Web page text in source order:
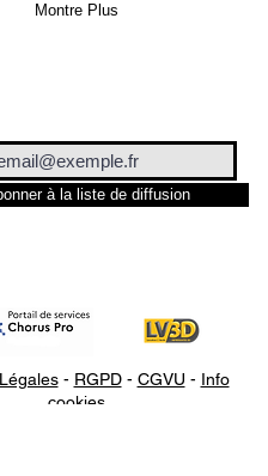
Montre Plus
à la liste de diffusion
- RGPD- CGVU - Info
cookies